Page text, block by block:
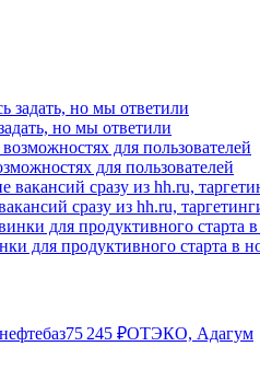
но мы ответили
для пользователей
сразу из hh.ru,
для продуктивного старта в
75 245 ₽ОТЭКО, Адагум